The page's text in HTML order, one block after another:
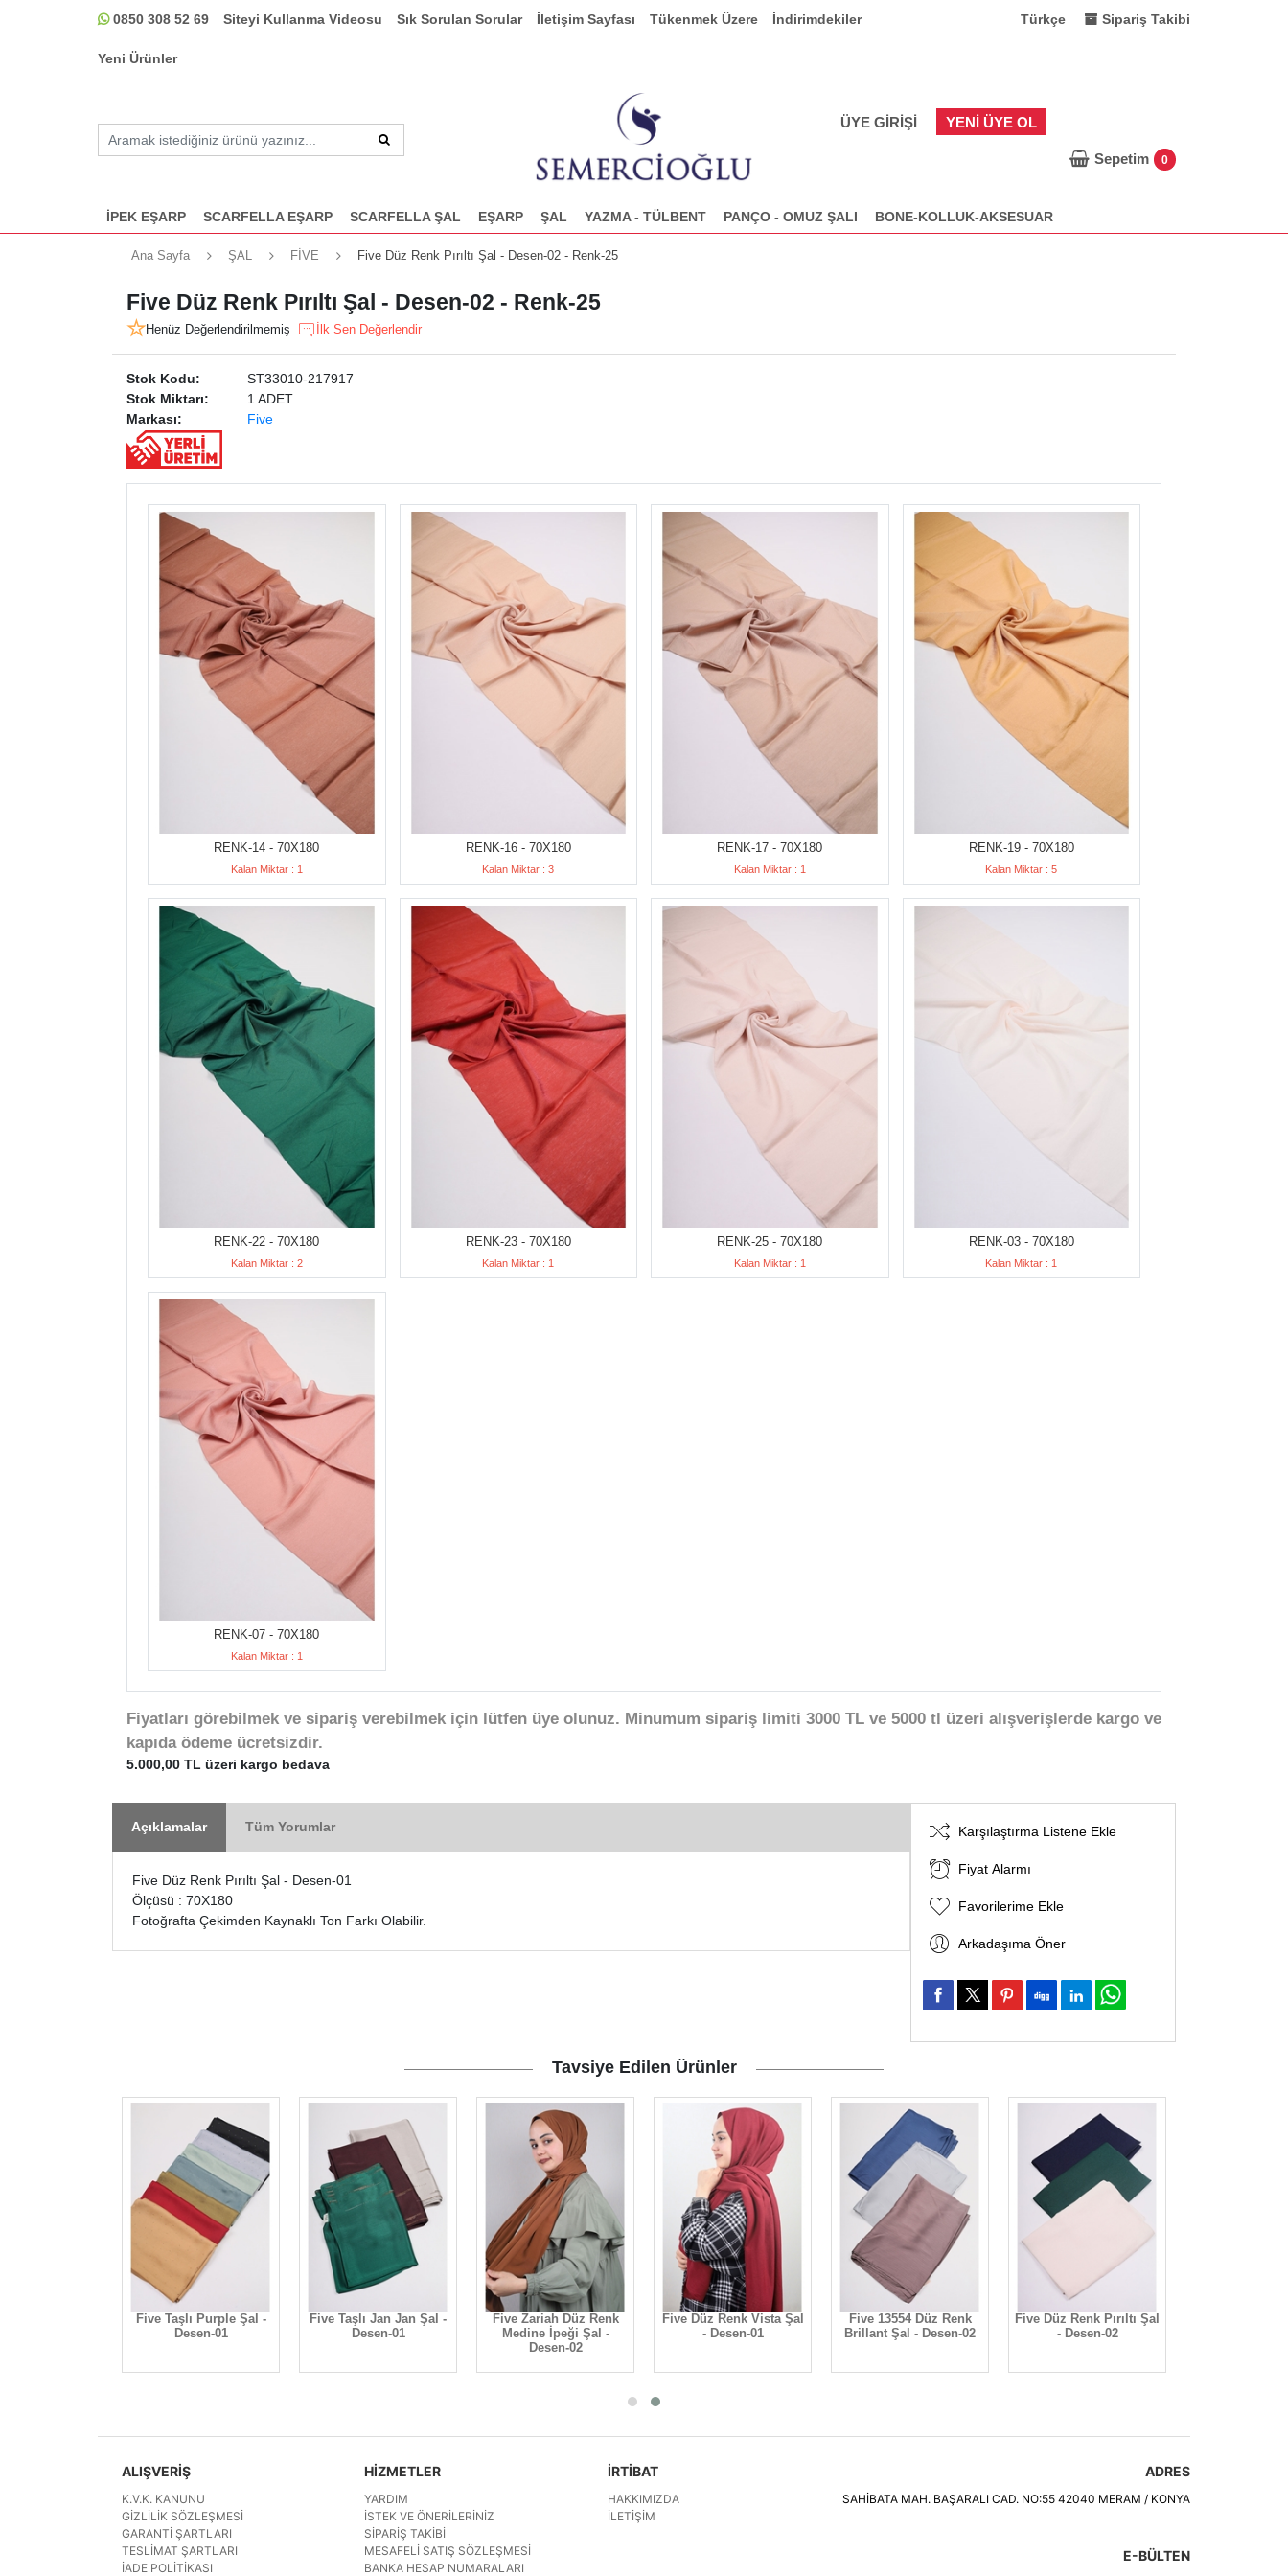
0850 308 52 69 Siteyi Kullanma Videosu Sık Sorulan Sorular İletişim Sayfası Tükenmek Üzere İndirimdekiler
Yeni Ürünler
Sipariş Takibi
Türkçe
ÜYE GIRIŞI YENI ÜYE OL
Sepetim 0
İPEK EŞARP SCARFELLA EŞARP SCARFELLA ŞAL EŞARP ŞAL YAZMA - TÜLBENT PANÇO - OMUZ ŞALI BONE-KOLLUK-AKSESUAR
Ana Sayfa ŞAL FİVE Five Düz Renk Pırıltı Şal - Desen-02 - Renk-25
Five Düz Renk Pırıltı Şal - Desen-02 - Renk-25
Henüz Değerlendirilmemiş İlk Sen Değerlendir
Stok Kodu:
ST33010-217917
Stok Miktarı:
1 ADET
Markası:
Five
RENK-14 - 70X180
Kalan Miktar : 1
RENK-16 - 70X180
Kalan Miktar : 3
RENK-17 - 70X180
Kalan Miktar : 1
RENK-19 - 70X180
Kalan Miktar : 5
RENK-22 - 70X180
Kalan Miktar : 2
RENK-23 - 70X180
Kalan Miktar : 1
RENK-25 - 70X180
Kalan Miktar : 1
RENK-03 - 70X180
Kalan Miktar : 1
RENK-07 - 70X180
Kalan Miktar : 1
Fiyatları görebilmek ve sipariş verebilmek için lütfen üye olunuz. Minumum sipariş limiti 3000 TL ve 5000 tl üzeri alışverişlerde kargo ve
kapıda ödeme ücretsizdir.
5.000,00 TL üzeri kargo bedava
Açıklamalar Tüm Yorumlar
Five Düz Renk Pırıltı Şal - Desen-01
Ölçüsü : 70X180
Fotoğrafta Çekimden Kaynaklı Ton Farkı Olabilir.
Karşılaştırma Listene Ekle
Fiyat Alarmı
Favorilerime Ekle
Arkadaşıma Öner
Tavsiye Edilen Ürünler
Five Taşlı Purple Şal -
Desen-01
Five Taşlı Jan Jan Şal -
Desen-01
Five Zariah Düz Renk
Medine İpeği Şal -
Desen-02
Five Düz Renk Vista Şal
- Desen-01
Five 13554 Düz Renk
Brillant Şal - Desen-02
Five Düz Renk Pırıltı Şal
- Desen-02
ALIŞVERİŞ
K.V.K. KANUNU
GIZLILIK SÖZLEŞMESI
GARANTI ŞARTLARI
TESLIMAT ŞARTLARI
İADE POLITIKASI
HİZMETLER
YARDIM
İSTEK VE ÖNERILERINIZ
SIPARIŞ TAKIBI
MESAFELI SATIŞ SÖZLEŞMESI
BANKA HESAP NUMARALARI
İRTİBAT
HAKKIMIZDA
İLETIŞIM
ADRES
SAHİBATA MAH. BAŞARALI CAD. NO:55 42040 MERAM / KONYA
E-BÜLTEN